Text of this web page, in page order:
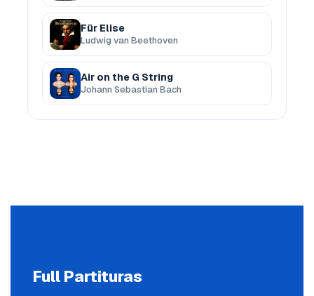
Für Elise
Ludwig van Beethoven
Air on the G String
Johann Sebastian Bach
Full Partituras